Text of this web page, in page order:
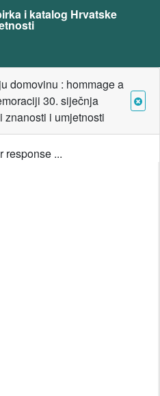
i katalog Hrvatske
domovinu : hommage a
30. siječnja
znanosti i umjetnosti
response ...